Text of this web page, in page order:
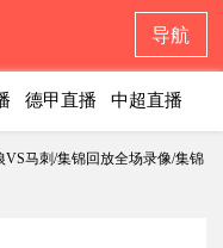
导航
德甲直播 中超直播
VS马刺/集锦回放全场录像/集锦